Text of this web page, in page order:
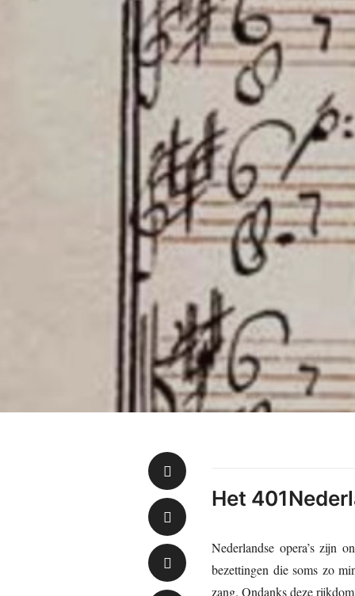
Het
Nederlandse opera’s zijn
bezettingen die soms zo
zang. Ondanks deze